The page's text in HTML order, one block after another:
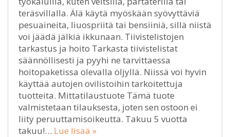
teräsvillalla. Älä käytä myöskään syövyttäviä
pesuaineita, liuospriitä tai bensiiniä, sillä niistä
voi jäädä jälkiä ikkunaan. Tiivistelistojen
tarkastus ja hoito Tarkasta tiivistelistat
säännöllisesti ja pyyhi ne tarvittaessa
hoitopaketissa olevalla öljyllä. Niissä voi hyvin
käyttää autojen ovilistoihin tarkoitettuja
tuotteita. Mittatilaustuote Tämä tuote
valmistetaan tilauksesta, joten sen ostoon ei
liity peruuttamisoikeutta. Takuu 5 vuotta
takuu!… Lue lisää »